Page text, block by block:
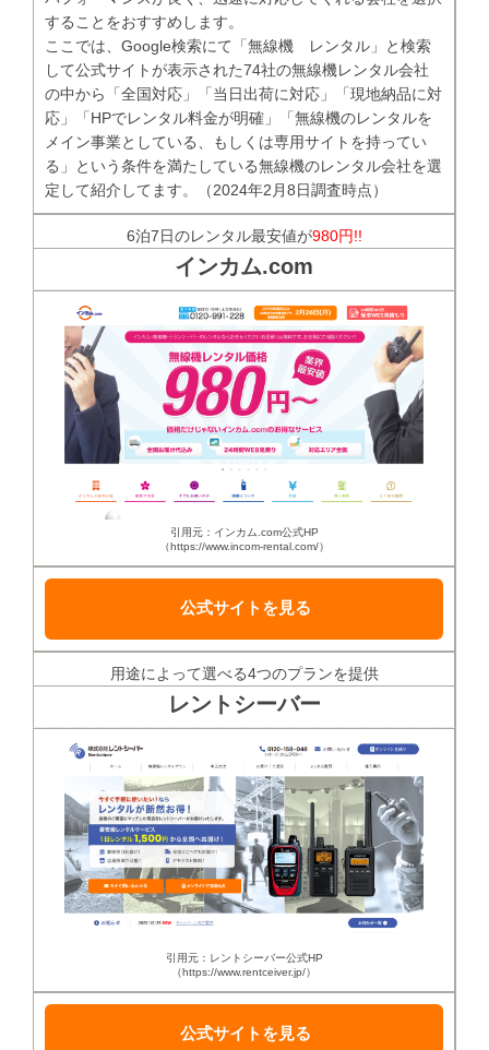
することをおすすめします。
ここでは、Google検索にて「無線機 レンタル」と検索
して公式サイトが表示された74社の無線機レンタル会社
の中から「全国対応」「当日出荷に対応」「現地納品に対
応」「HPでレンタル料金が明確」「無線機のレンタルを
メイン事業としている、もしくは専用サイトを持ってい
る」という条件を満たしている無線機のレンタル会社を選
定して紹介してます。（2024年2月8日調査時点）
6泊7日のレンタル最安値が980円!!
インカム.com
引用元：インカム.com公式HP
（https://www.incom-rental.com/）
公式サイトを見る
用途によって選べる4つのプランを提供
レントシーバー
引用元：レントシーバー公式HP
（https://www.rentceiver.jp/）
公式サイトを見る